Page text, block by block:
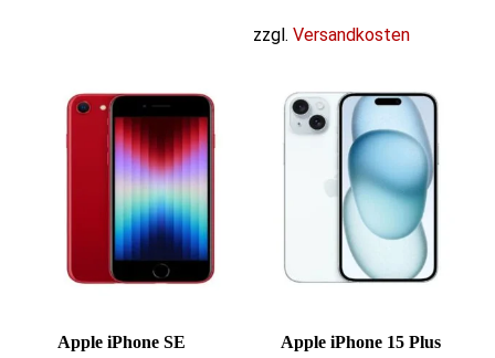
zzgl. Versandkosten
Apple iPhone SE
Apple iPhone 15 Plus